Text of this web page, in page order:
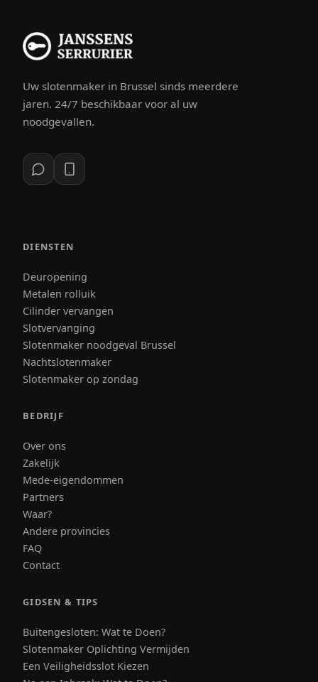
Uw slotenmaker in Brussel sinds meerdere
jaren. 24/7 beschikbaar voor al uw
noodgevallen.
DIENSTEN
Deuropening
Metalen rolluik
Cilinder vervangen
Slotvervanging
Slotenmaker noodgeval Brussel
Nachtslotenmaker
Slotenmaker op zondag
BEDRIJF
Over ons
Zakelijk
Mede-eigendommen
Partners
Waar?
Andere provincies
FAQ
Contact
GIDSEN & TIPS
Buitengesloten: Wat te Doen?
Slotenmaker Oplichting Vermijden
Een Veiligheidsslot Kiezen